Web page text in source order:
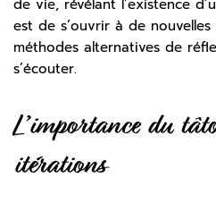
de vie, révélant l’existence
est de s’ouvrir à de
méthodes alternatives de
s’écouter.
L’importance du
itérations